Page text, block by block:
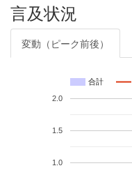
言及状況
変動（ピーク前後）
合計
1.0
1.5
2.0